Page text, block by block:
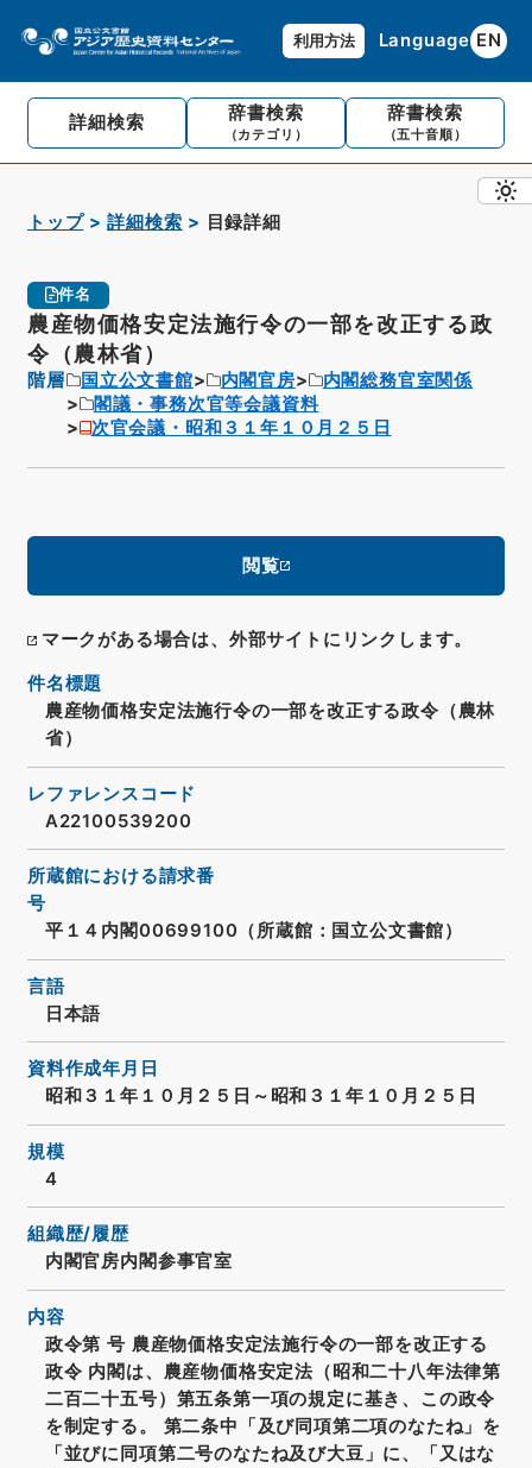
利用方法 Language EN
詳細検索 辞書検索
（カテゴリ）
辞書検索
（五十音順）
トップ 詳細検索 目録詳細
件名
農産物価格安定法施行令の一部を改正する政
令（農林省）
階層 国立公文書館 内閣官房
内閣総務官室関係
閣議・事務次官等会議資料
次官会議・昭和３１年１０月２５日
閲覧
マークがある場合は、外部サイトにリンクします。
件名標題
農産物価格安定法施行令の一部を改正する政令（農林
省）
レファレンスコード
A22100539200
所蔵館における請求番
号
平１４内閣00699100（所蔵館：国立公文書館）
言語
日本語
資料作成年月日
昭和３１年１０月２５日～昭和３１年１０月２５日
規模
4
組織歴/履歴
内閣官房内閣参事官室
内容
政令第 号 農産物価格安定法施行令の一部を改正する
政令 内閣は、農産物価格安定法（昭和二十八年法律第
二百二十五号）第五条第一項の規定に基き、この政令
を制定する。 第二条中「及び同項第二項のなたね」を
「並びに同項第二号のなたね及び大豆」に、「又はな